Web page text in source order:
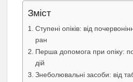
Зміст
Ступені опіків: від
ран
Перша допомога при опіку:
дій
Знеболювальні засоби: від